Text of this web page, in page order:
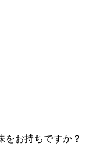
をお持ちですか？